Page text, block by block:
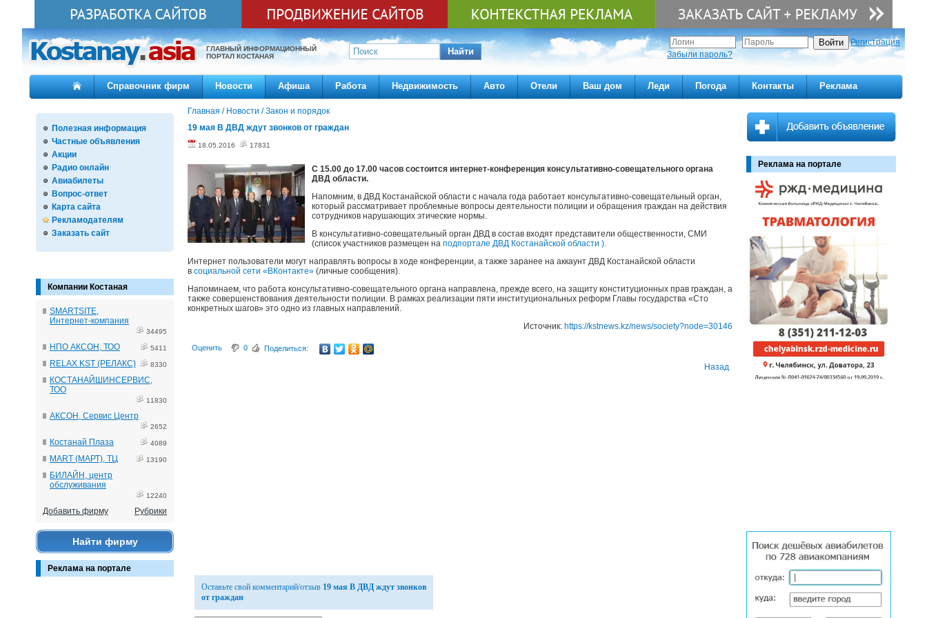
ГЛАВНЫЙ ИНФОРМАЦИОННЫЙ
ПОРТАЛ КОСТАНАЯ
Найти
Регистрация
Забыли пароль?
Справочник фирм Новости Афиша Работа Недвижимость Авто Отели Ваш дом Леди Погода Контакты Реклама
Полезная информация
Частные объявления
Акции
Радио онлайн
Авиабилеты
Вопрос-ответ
Карта сайта
Рекламодателям
Заказать сайт
Компании Костаная
SMARTSITE,
Интернет-компания
34495
НПО АКСОН, ТОО 5411
RELAX KST (РЕЛАКС) 8330
КОСТАНАЙШИНСЕРВИС,
ТОО
11830
АКСОН, Сервис Центр
2652
Костанай Плаза 4089
MART (МАРТ), ТЦ 13190
БИЛАЙН, центр
обслуживания
12240
Добавить фирму Рубрики
Найти фирму
Реклама на портале
Главная / Новости /Закон и порядок
19 мая В ДВД ждут звонков от граждан
18.05.2016 17831
С 15.00 до 17.00 часов состоится интернет-конференция консультативно-совещательного органа
ДВД области.
Напомним, в ДВД Костанайской области с начала года работает консультативно-совещательный орган,
который рассматривает проблемные вопросы деятельности полиции и обращения граждан на действия
сотрудников нарушающих этические нормы.
В консультативно-совещательный орган ДВД в состав входят представители общественности, СМИ
(список участников размещен на подпортале ДВД Костанайской области ).
Интернет пользователи могут направлять вопросы в ходе конференции, а также заранее на аккаунт ДВД Костанайской области
в социальной сети «ВКонтакте» (личные сообщения).
Напоминаем, что работа консультативно-совещательного органа направлена, прежде всего, на защиту конституционных прав граждан, а
также совершенствования деятельности полиции. В рамках реализации пяти институциональных реформ Главы государства «Сто
конкретных шагов» это одно из главных направлений.
Источник: https://kstnews.kz/news/society?node=30146
Оценить 0 Поделиться:
Назад
Оставьте свой комментарий/отзыв 19 мая В ДВД ждут звонков
от граждан
Реклама на портале